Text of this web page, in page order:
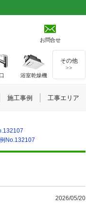
お問合せ
No.132107
2026/05/20
浴室乾燥機
その他
>>
施工事例 工事エリア